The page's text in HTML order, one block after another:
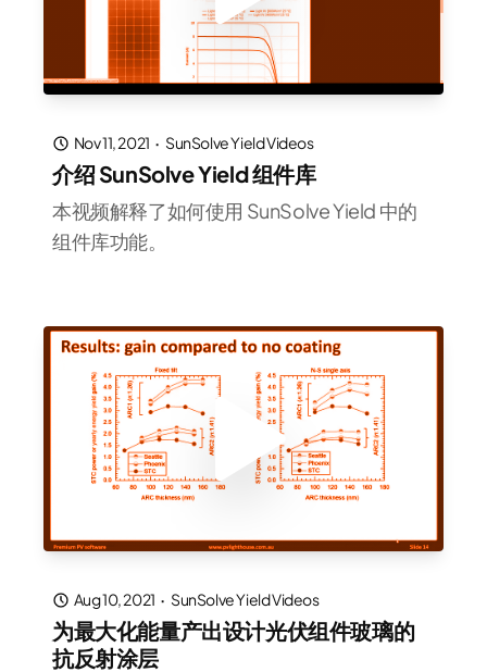
Nov 11, 2021 · SunSolve Yield Videos
介绍 SunSolve Yield 组件库
本视频解释了如何使用 SunSolve Yield 中的
组件库功能。
Aug 10, 2021 · SunSolve Yield Videos
为最大化能量产出设计光伏组件玻璃的
抗反射涂层